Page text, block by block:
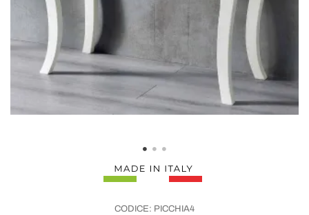
CODICE: PICCHIA4